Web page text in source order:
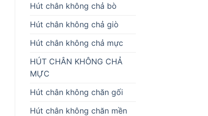
Hút chân không chả bò
Hút chân không chả giò
Hút chân không chả mực
HÚT CHÂN KHÔNG CHẢ
MỰC
Hút chân không chăn gối
Hút chân không chăn mền